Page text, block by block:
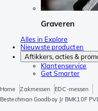
Graveren
Alles in Explore
Nieuwste producten
Aftikkers, acties &
Klantenservice
Get Smarter
Home Zakmessen
EDC-messen
Bestechman Goodboy Jr BMK10F